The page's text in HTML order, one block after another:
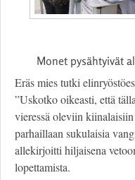
Monet pysähtyivät
Eräs mies tutki
”Uskotko oikeasti, että
vieressä oleviin
parhaillaan sukulaisia
allekirjoitti hiljaisena
lopettamista.